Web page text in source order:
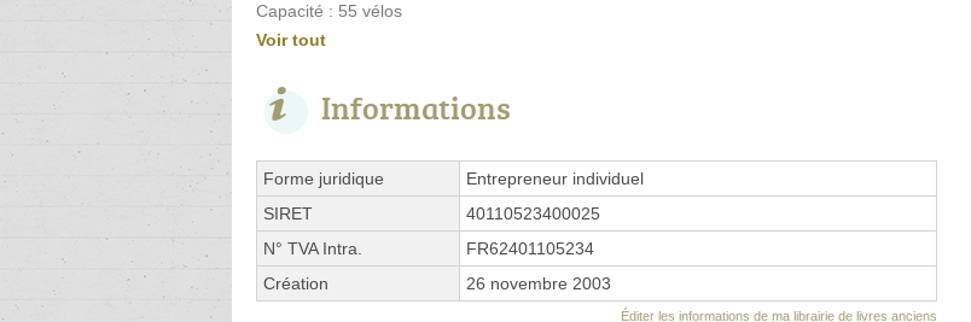
Capacité : 55 vélos
Voir tout
Informations
Forme juridique
Entrepreneur individuel
SIRET
40110523400025
N° TVA Intra.
FR62401105234
Création
26 novembre 2003
Éditer les informations de ma librairie de livres anciens